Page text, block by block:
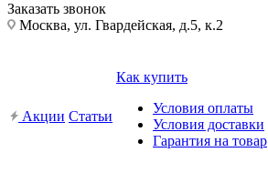
Заказать звонок
Москва, ул. Гвардейская, д.5, к.2
Акции Статьи
Как купить
Условия оплаты
Условия доставки
Гарантия на товар